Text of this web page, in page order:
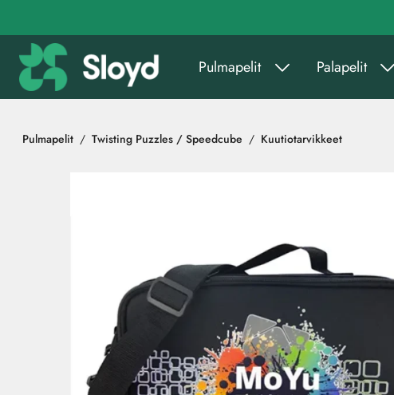
Pulmapelit Palapelit
Pulmapelit Twisting Puzzles / Speedcube Kuutiotarvikkeet